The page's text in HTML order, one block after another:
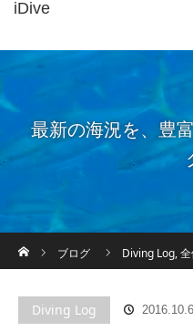
iDive
最新の海況を、豊
ブログ
Diving Log,
Diving Log 2016.10.6